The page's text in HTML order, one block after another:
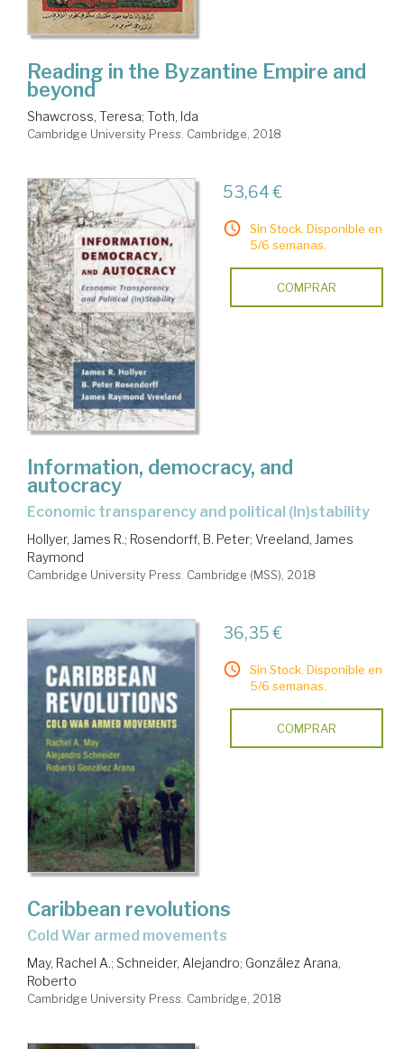
Reading in the Byzantine Empire and
beyond
Shawcross, Teresa; Toth, Ida
Cambridge University Press. Cambridge, 2018
53,64 €
Sin Stock. Disponible en
5/6 semanas.
COMPRAR
Information, democracy, and
autocracy
economic transparency and political (In)stability
Hollyer, James R.; Rosendorff, B. Peter; Vreeland, James
Raymond
Cambridge University Press. Cambridge (MSS), 2018
36,35 €
Sin Stock. Disponible en
5/6 semanas.
COMPRAR
Caribbean revolutions
Cold War armed movements
May, Rachel A.; Schneider, Alejandro; González Arana,
Roberto
Cambridge University Press. Cambridge, 2018